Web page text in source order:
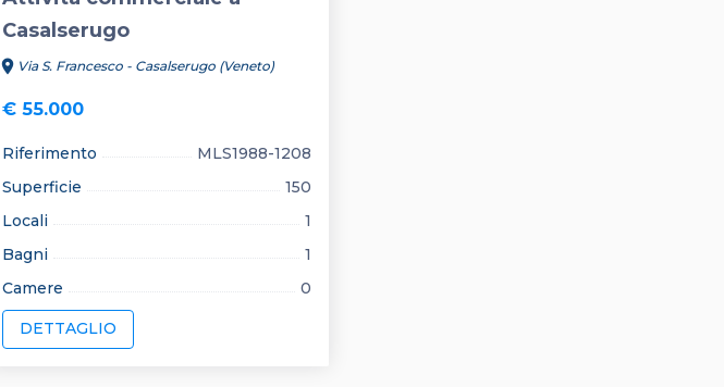
Casalserugo
location_on Via S. Francesco - Casalserugo (Veneto)
€ 55.000
Riferimento
MLS1988-1208
Superficie
150
Locali
1
Bagni
1
Camere
0
DETTAGLIO